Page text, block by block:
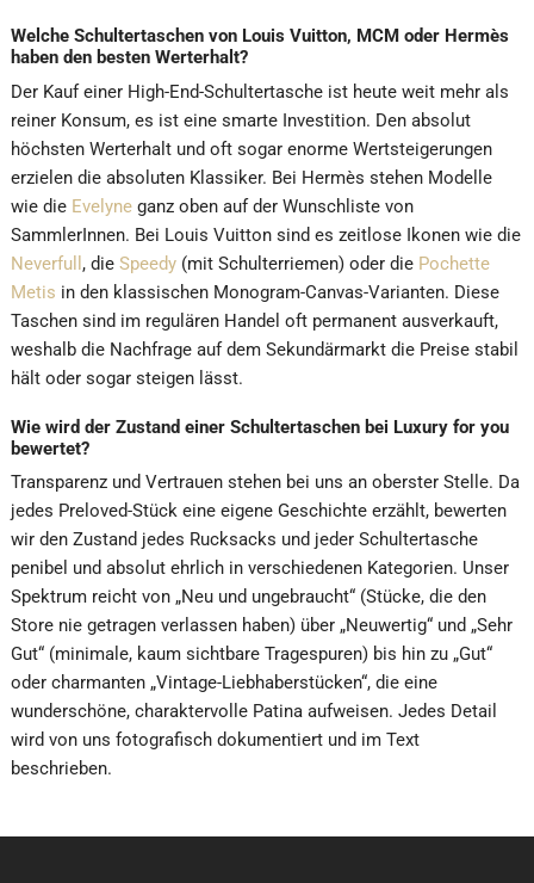
Welche Schultertaschen von Louis Vuitton, MCM oder Hermès
haben den besten Werterhalt?
Der Kauf einer High-End-Schultertasche ist heute weit mehr als
reiner Konsum, es ist eine smarte Investition. Den absolut
höchsten Werterhalt und oft sogar enorme Wertsteigerungen
erzielen die absoluten Klassiker. Bei Hermès stehen Modelle
wie die Evelyne ganz oben auf der Wunschliste von
SammlerInnen. Bei Louis Vuitton sind es zeitlose Ikonen wie die
Neverfull , die Speedy (mit Schulterriemen) oder die Pochette
Metis in den klassischen Monogram-Canvas-Varianten. Diese
Taschen sind im regulären Handel oft permanent ausverkauft,
weshalb die Nachfrage auf dem Sekundärmarkt die Preise stabil
hält oder sogar steigen lässt.
Wie wird der Zustand einer Schultertaschen bei Luxury for you
bewertet?
Transparenz und Vertrauen stehen bei uns an oberster Stelle. Da
jedes Preloved-Stück eine eigene Geschichte erzählt, bewerten
wir den Zustand jedes Rucksacks und jeder Schultertasche
penibel und absolut ehrlich in verschiedenen Kategorien. Unser
Spektrum reicht von „Neu und ungebraucht“ (Stücke, die den
Store nie getragen verlassen haben) über „Neuwertig“ und „Sehr
Gut“ (minimale, kaum sichtbare Tragespuren) bis hin zu „Gut“
oder charmanten „Vintage-Liebhaberstücken“, die eine
wunderschöne, charaktervolle Patina aufweisen. Jedes Detail
wird von uns fotografisch dokumentiert und im Text
beschrieben.